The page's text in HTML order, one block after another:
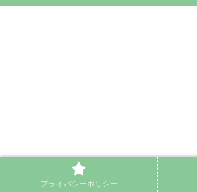
プライバシーホリシー